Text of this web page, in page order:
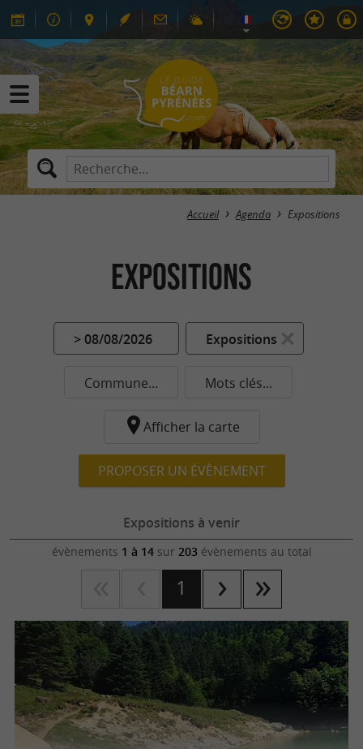
Accueil Agenda Expositions
Expositions
> 08/08/2026 Expositions
Commune... Mots clés...
Afficher la carte
PROPOSER UN ÉVÈNEMENT
Expositions à venir
évènements 1 à 14sur 203évènements au total
1